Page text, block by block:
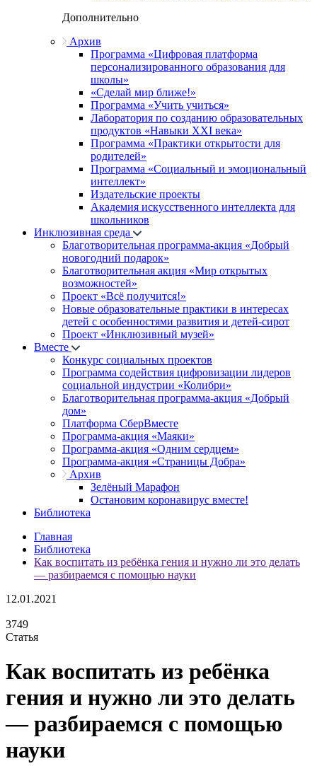
Дополнительно
Архив
Программа «Цифровая платформа
персонализированного образования для
школы»
«Сделай мир ближе!»
Программа «Учить учиться»
Лаборатория по созданию образовательных
продуктов «Навыки XXI века»
Программа «Практики открытости для
родителей»
Программа «Социальный и эмоциональный
интеллект»
Издательские проекты
Академия искусственного интеллекта для
школьников
Инклюзивная среда
Благотворительная программа-акция «Добрый
новогодний подарок»
Благотворительная акция «Мир открытых
возможностей»
Проект «Всё получится!»
Новые образовательные практики в интересах
детей с особенностями развития и детей-сирот
Проект «Инклюзивный музей»
Вместе
Конкурс социальных проектов
Программа содействия цифровизации лидеров
социальной индустрии «Колибри»
Благотворительная программа-акция «Добрый
дом»
Платформа СберВместе
Программа-акция «Маяки»
Программа-акция «Одним сердцем»
Программа-акция «Страницы Добра»
Архив
Зелёный Марафон
Остановим коронавирус вместе!
Библиотека
Главная
Библиотека
Как воспитать из ребёнка гения и нужно ли это делать
— разбираемся с помощью науки
12.01.2021
3749
Статья
Как воспитать из ребёнка
гения и нужно ли это делать
— разбираемся с помощью
науки